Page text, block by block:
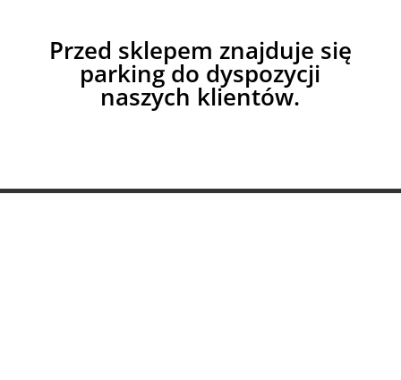
Przed sklepem znajduje się
parking do dyspozycji
naszych klientów.